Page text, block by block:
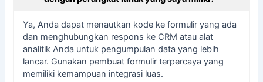
Ya, Anda dapat menautkan kode ke formulir yang ada
dan menghubungkan respons ke CRM atau alat
analitik Anda untuk pengumpulan data yang lebih
lancar. Gunakan pembuat formulir terpercaya yang
memiliki kemampuan integrasi luas.